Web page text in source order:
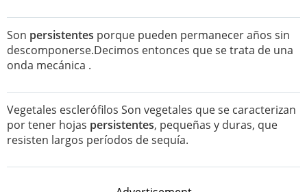
Son persistentes porque pueden permanecer años sin
descomponerse.Decimos entonces que se trata de una
onda mecánica .
Vegetales esclerófilos Son vegetales que se caracterizan
por tener hojas persistentes, pequeñas y duras, que
resisten largos períodos de sequía.